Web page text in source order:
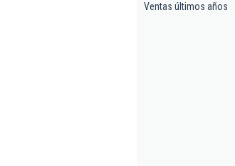
Ventas últimos años